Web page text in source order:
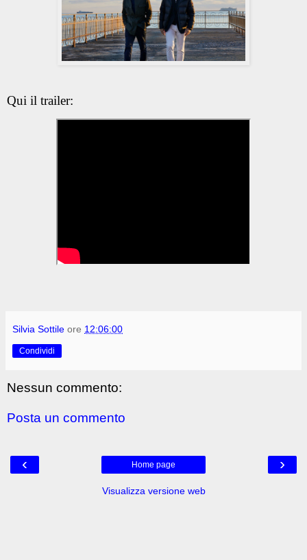
Qui il trailer:
Silvia Sottile ore 12:06:00
Condividi
Nessun commento:
Posta un commento
‹ ›
Home page
Visualizza versione web